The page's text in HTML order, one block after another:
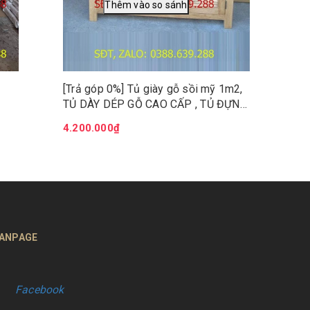
[Trả góp 0%] Tủ giày gỗ sồi mỹ 1m2,
TỦ DÀY DÉP GỖ CAO CẤP , TỦ ĐỰNG
4.200.000₫
Facebook